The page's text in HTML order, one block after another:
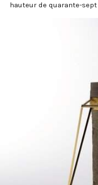
hauteur de quarante-